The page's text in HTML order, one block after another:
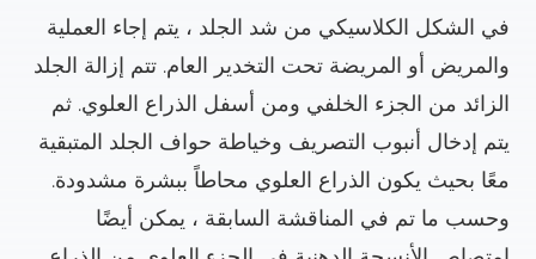
في الشكل الكلاسيكي من شد الجلد ، يتم إجاء العملية
والمريض أو المريضة تحت التخدير العام. تتم إزالة الجلد
الزائد من الجزء الخلفي ومن أسفل الذراع العلوي. ثم
يتم إدخال أنبوب التصريف وخياطة حواف الجلد المتبقية
معًا بحيث يكون الذراع العلوي محاطاً ببشرة مشدودة.
وحسب ما تم في المناقشة السابقة ، يمكن أيضًا